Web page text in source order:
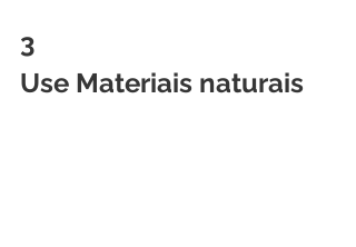
3
Use Materiais naturais